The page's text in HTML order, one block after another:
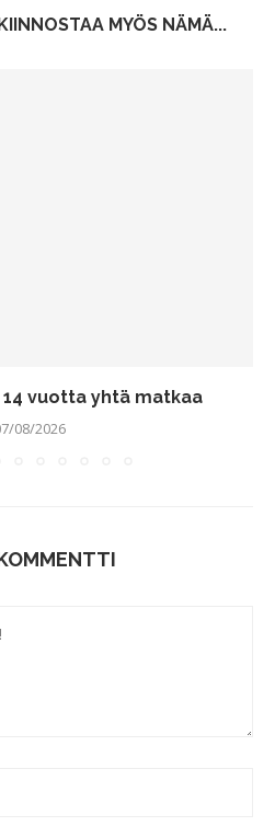
MYÖS NÄMÄ...
vuotta yhtä matkaa
08/2026